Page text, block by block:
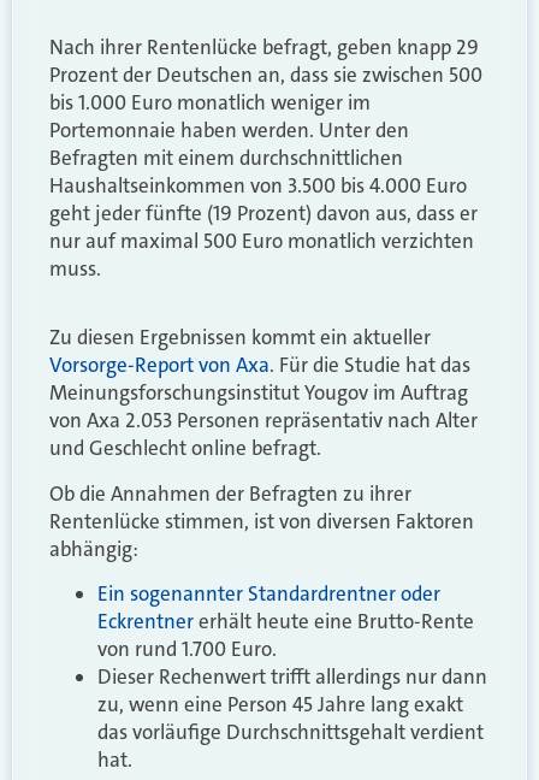
Nach ihrer Rentenlücke befragt, geben knapp 29
Prozent der Deutschen an, dass sie zwischen 500
bis 1.000 Euro monatlich weniger im
Portemonnaie haben werden. Unter den
Befragten mit einem durchschnittlichen
Haushaltseinkommen von 3.500 bis 4.000 Euro
geht jeder fünfte (19 Prozent) davon aus, dass er
nur auf maximal 500 Euro monatlich verzichten
muss.
Zu diesen Ergebnissen kommt ein aktueller
Vorsorge-Report von Axa. Für die Studie hat das
Meinungsforschungsinstitut Yougov im Auftrag
von Axa 2.053 Personen repräsentativ nach Alter
und Geschlecht online befragt.
Ob die Annahmen der Befragten zu ihrer
Rentenlücke stimmen, ist von diversen Faktoren
abhängig:
Ein sogenannter Standardrentner oder
Eckrentnererhält heute eine Brutto-Rente
von rund 1.700 Euro.
Dieser Rechenwert trifft allerdings nur dann
zu, wenn eine Person 45 Jahre lang exakt
das vorläufige Durchschnittsgehalt verdient
hat.